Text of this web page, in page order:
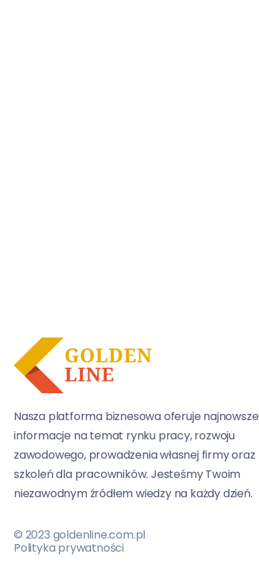
Nasza platforma biznesowa oferuje najnowsze
informacje na temat rynku pracy, rozwoju
zawodowego, prowadzenia własnej firmy oraz
szkoleń dla pracowników. Jesteśmy Twoim
niezawodnym źródłem wiedzy na każdy dzień.
© 2023 goldenline.com.pl
Polityka prywatności